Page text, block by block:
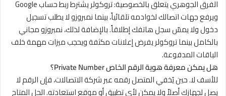
الفرق الجوهري يتعلق بالخصوصية: تروكولر يشترط ربط حساب Google
ويرفع جهات اتصالك لخوادمه تلقائياً، بينما نمبروزو لا يطلب تسجيل
دخول ولا يمسّ سجل هاتفك إطلاقاً. بالإضافة لذلك، نمبروزو مجاني
بالكامل بينما تروكولر يفرض إعلانات مكثفة ويحجب ميزات مهمة خلف
الباقات المدفوعة.
هل يمكن معرفة هوية الرقم الخاص Private Number؟
للأسف لا. حين يُخفي المتصل رقمه عبر شركة الاتصالات، فإن الرقم لا
يصل لجهازك أصلاً ولا يمكن لأي تطبيق أو موقع استعادته. الحل المتاح